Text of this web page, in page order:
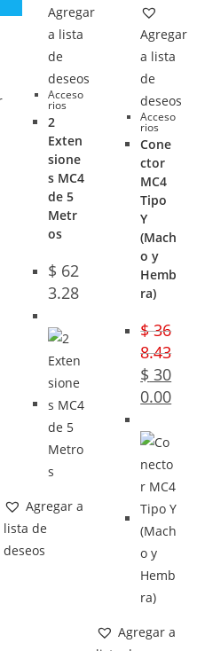
Agregar
a lista
de
deseos
Acceso
rios
2
Exten
sione
s MC4
de 5
Metr
os
$ 62
3.28
Agregar a
lista de
deseos
Agregar
a lista
de
deseos
Acceso
rios
Cone
ctor
MC4
Tipo
Y
(Mach
o y
Hemb
ra)
$36
8.43
$ 30
0.00
Agregar a